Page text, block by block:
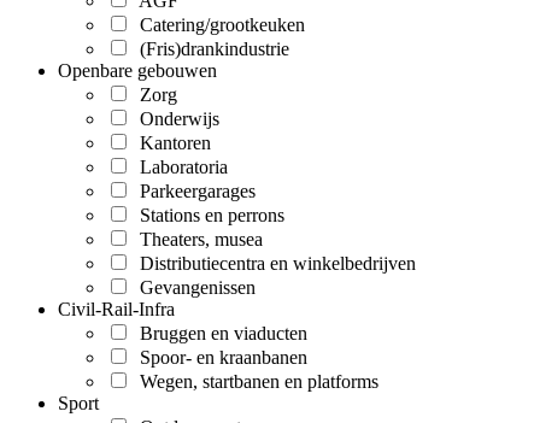
Catering/grootkeuken
(Fris)drankindustrie
Openbare gebouwen
Zorg
Onderwijs
Kantoren
Laboratoria
Parkeergarages
Stations en perrons
Theaters, musea
Distributiecentra en winkelbedrijven
Gevangenissen
Civil-Rail-Infra
Bruggen en viaducten
Spoor- en kraanbanen
Wegen, startbanen en platforms
Sport